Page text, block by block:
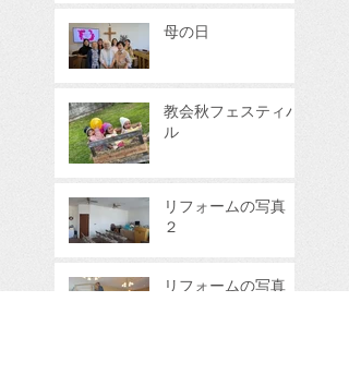
母の日
教会秋フェスティバ
ル
リフォームの写真
２
リフォームの写真